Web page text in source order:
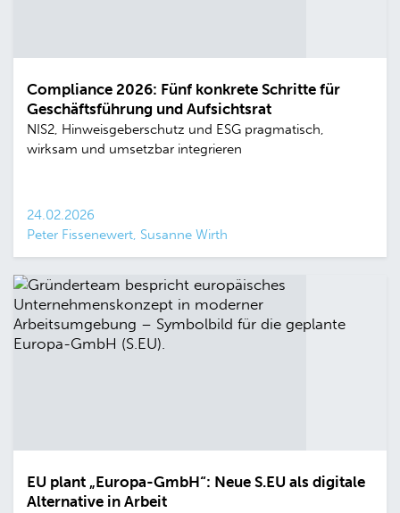
Compliance 2026: Fünf konkrete Schritte für
Geschäftsführung und Aufsichtsrat
NIS2, Hinweisgeberschutz und ESG pragmatisch,
wirksam und umsetzbar integrieren
24.02.2026
Peter Fissenewert, Susanne Wirth
EU plant „Europa-GmbH“: Neue S.EU als digitale
Alternative in Arbeit